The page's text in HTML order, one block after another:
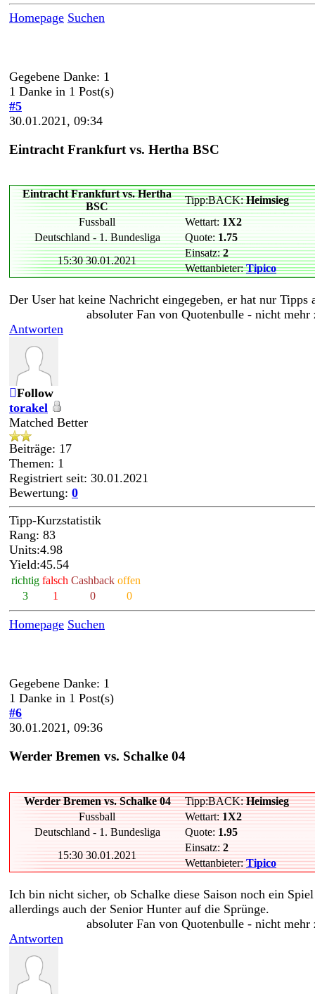
Homepage Suchen
Gegebene Danke: 1
1 Danke in 1 Post(s)
#5
30.01.2021, 09:34
Eintracht Frankfurt vs. Hertha BSC
Eintracht Frankfurt vs. Hertha
BSC
Tipp:BACK:Heimsieg
Fussball
Wettart: 1X2
Deutschland - 1. Bundesliga
Quote:1.75
15:30 30.01.2021
Einsatz:2
Wettanbieter:Tipico
Der User hat keine Nachricht eingegeben, er hat nur Tipps
absoluter Fan von Quotenbulle - nicht
Antworten
Follow
torakel
Matched Better
Beiträge: 17
Themen: 1
Registriert seit: 30.01.2021
Bewertung: 0
Tipp-Kurzstatistik
Rang: 83
Units:4.98
Yield:45.54
richtig falsch Cashback offen
3
1 0 0
Homepage Suchen
Gegebene Danke: 1
1 Danke in 1 Post(s)
#6
30.01.2021, 09:36
Werder Bremen vs. Schalke 04
Werder Bremen vs. Schalke 04 Tipp:BACK:Heimsieg
Fussball
Wettart:1X2
Deutschland - 1. Bundesliga
Quote: 1.95
15:30 30.01.2021
Einsatz: 2
Wettanbieter:Tipico
Ich bin nicht sicher, ob Schalke diese Saison noch ein
allerdings auch der Senior Hunter auf die Sprünge.
absoluter Fan von Quotenbulle - nicht
Antworten